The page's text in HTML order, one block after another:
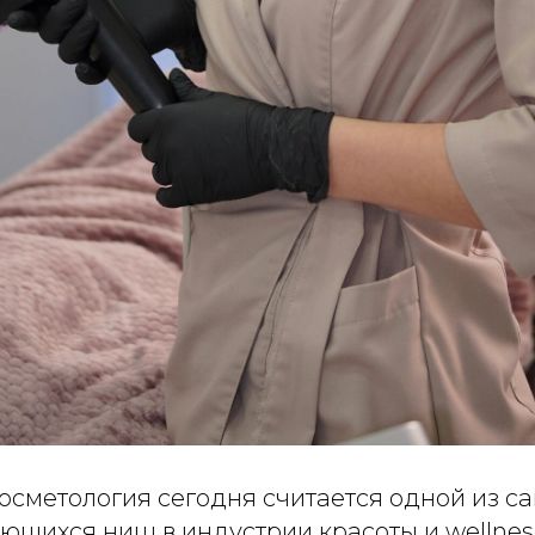
сегодня считается одной из